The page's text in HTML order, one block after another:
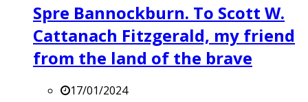
Spre Bannockburn. To Scott W.
Cattanach Fitzgerald, my friend
from the land of the brave
17/01/2024